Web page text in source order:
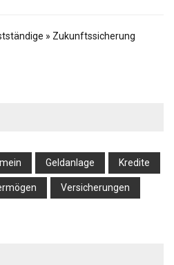
» Zukunftssicherung
Geldanlage Kredite
Versicherungen